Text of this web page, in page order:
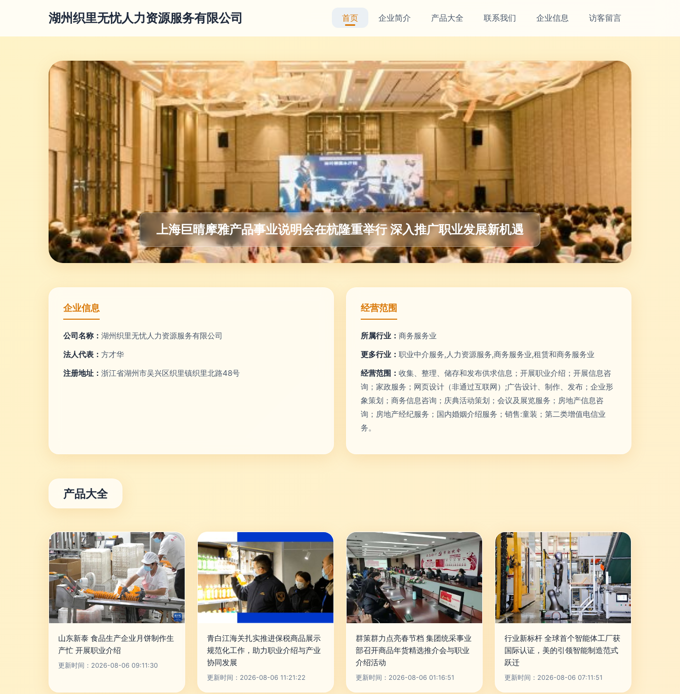
湖州织里无忧人力资源服务有限公司 首页 企业简介 产品大全 联系我们 企业信息 访客留言
上海巨晴摩雅产品事业说明会在杭隆重举行 深入推广职业发展新机遇
企业信息
公司名称： 湖州织里无忧人力资源服务有限公司
法人代表： 方才华
注册地址： 浙江省湖州市吴兴区织里镇织里北路48号
经营范围
所属行业： 商务服务业
更多行业： 职业中介服务,人力资源服务,商务服务业,租赁和商务服务业
经营范围： 收集、整理、储存和发布供求信息；开展职业介绍；开展信息咨
询；家政服务；网页设计（非通过互联网）;广告设计、制作、发布；企业形
象策划；商务信息咨询；庆典活动策划；会议及展览服务；房地产信息咨
询；房地产经纪服务；国内婚姻介绍服务；销售:童装；第二类增值电信业
务。
产品大全
山东新泰 食品生产企业月饼制作生
产忙 开展职业介绍
更新时间：2026-08-06 09:11:30
青白江海关扎实推进保税商品展示
规范化工作，助力职业介绍与产业
协同发展
更新时间：2026-08-06 11:21:22
群策群力点亮春节档 集团统采事业
部召开商品年货精选推介会与职业
介绍活动
更新时间：2026-08-06 01:16:51
行业新标杆 全球首个智能体工厂获
国际认证，美的引领智能制造范式
跃迁
更新时间：2026-08-06 07:11:51